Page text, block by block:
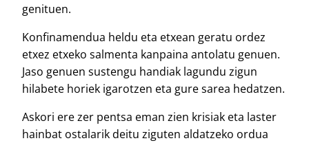
genituen.
Konfinamendua heldu eta etxean geratu ordez
etxez etxeko salmenta kanpaina antolatu genuen.
Jaso genuen sustengu handiak lagundu zigun
hilabete horiek igarotzen eta gure sarea hedatzen.
Askori ere zer pentsa eman zien krisiak eta laster
hainbat ostalarik deitu ziguten aldatzeko ordua